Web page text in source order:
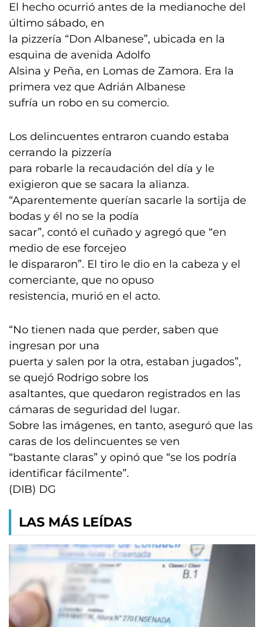
El hecho ocurrió antes de la medianoche del
último sábado, en
la pizzería “Don Albanese”, ubicada en la
esquina de avenida Adolfo
Alsina y Peña, en Lomas de Zamora. Era la
primera vez que Adrián Albanese
sufría un robo en su comercio.
Los delincuentes entraron cuando estaba
cerrando la pizzería
para robarle la recaudación del día y le
exigieron que se sacara la alianza.
“Aparentemente querían sacarle la sortija de
bodas y él no se la podía
sacar”, contó el cuñado y agregó que “en
medio de ese forcejeo
le dispararon”. El tiro le dio en la cabeza y el
comerciante, que no opuso
resistencia, murió en el acto.
“No tienen nada que perder, saben que
ingresan por una
puerta y salen por la otra, estaban jugados”,
se quejó Rodrigo sobre los
asaltantes, que quedaron registrados en las
cámaras de seguridad del lugar.
Sobre las imágenes, en tanto, aseguró que las
caras de los delincuentes se ven
“bastante claras” y opinó que “se los podría
identificar fácilmente”.
(DIB) DG
LAS MÁS LEÍDAS